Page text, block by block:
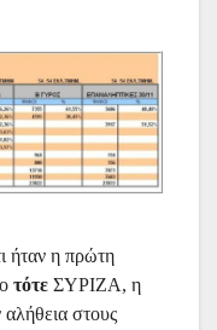
ήταν η πρώτη
τότε ΣΥΡΙΖΑ, η
στους